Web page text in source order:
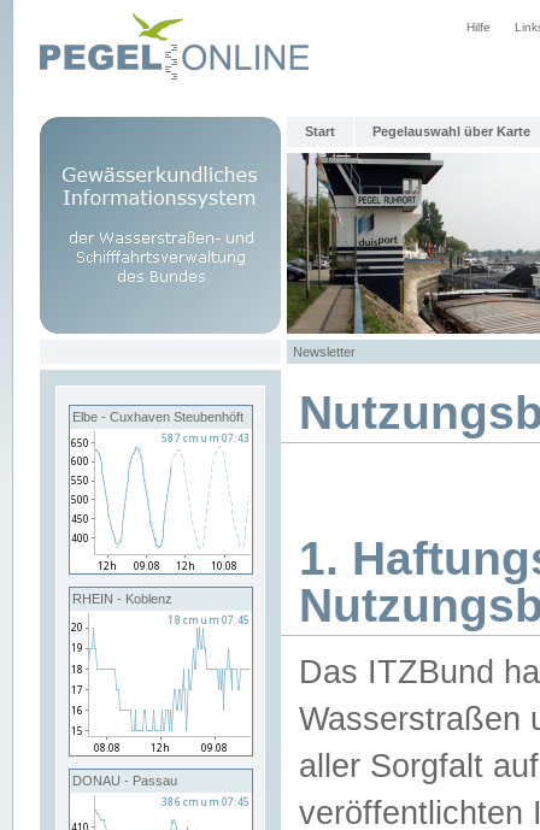
Hilfe
Start Pegelauswahl über Karte
Newsletter
Elbe - Cuxhaven Steubenhöft
RHEIN - Koblenz
DONAU - Passau
1.
Das ITZBund
Wasserstraßen
aller Sorgfalt
veröffentlichten